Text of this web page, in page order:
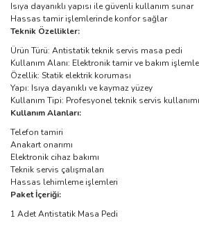
Isıya dayanıklı yapısı ile güvenli kullanım sunar
Hassas tamir işlemlerinde konfor sağlar
Teknik Özellikler:
Ürün Türü: Antistatik teknik servis masa pedi
Kullanım Alanı: Elektronik tamir ve bakım
Özellik: Statik elektrik koruması
Yapı: Isıya dayanıklı ve kaymaz yüzey
Kullanım Tipi: Profesyonel teknik servis kullanımı
Kullanım Alanları:
Telefon tamiri
Anakart onarımı
Elektronik cihaz bakımı
Teknik servis çalışmaları
Hassas lehimleme işlemleri
Paket İçeriği:
1 Adet Antistatik Masa Pedi